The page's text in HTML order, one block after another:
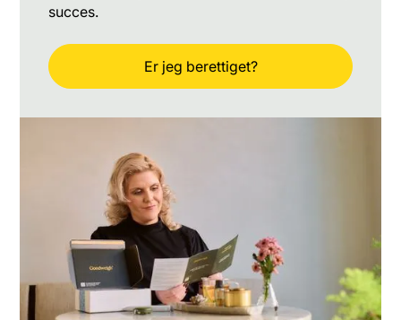
succes.
Er jeg berettiget?